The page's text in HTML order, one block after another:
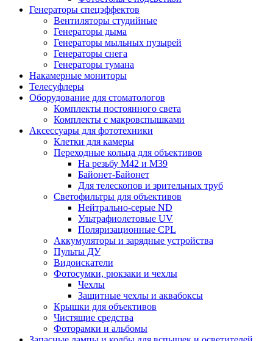
Генераторы спецэффектов
Вентиляторы студийные
Генераторы дыма
Генераторы мыльных пузырей
Генераторы снега
Генераторы тумана
Накамерные мониторы
Телесуфлеры
Оборудование для стоматологов
Комплекты постоянного света
Комплекты с макровспышками
Аксессуары для фототехники
Клетки для камеры
Переходные кольца для объективов
На резьбу М42 и М39
Байонет-Байонет
Для телескопов и зрительных труб
Светофильтры для объективов
Нейтрально-серые ND
Ультрафиолетовые UV
Поляризационные CPL
Аккумуляторы и зарядные устройства
Пульты ДУ
Видоискатели
Фотосумки, рюкзаки и чехлы
Чехлы
Защитные чехлы и аквабоксы
Крышки для объективов
Чистящие средства
Фоторамки и альбомы